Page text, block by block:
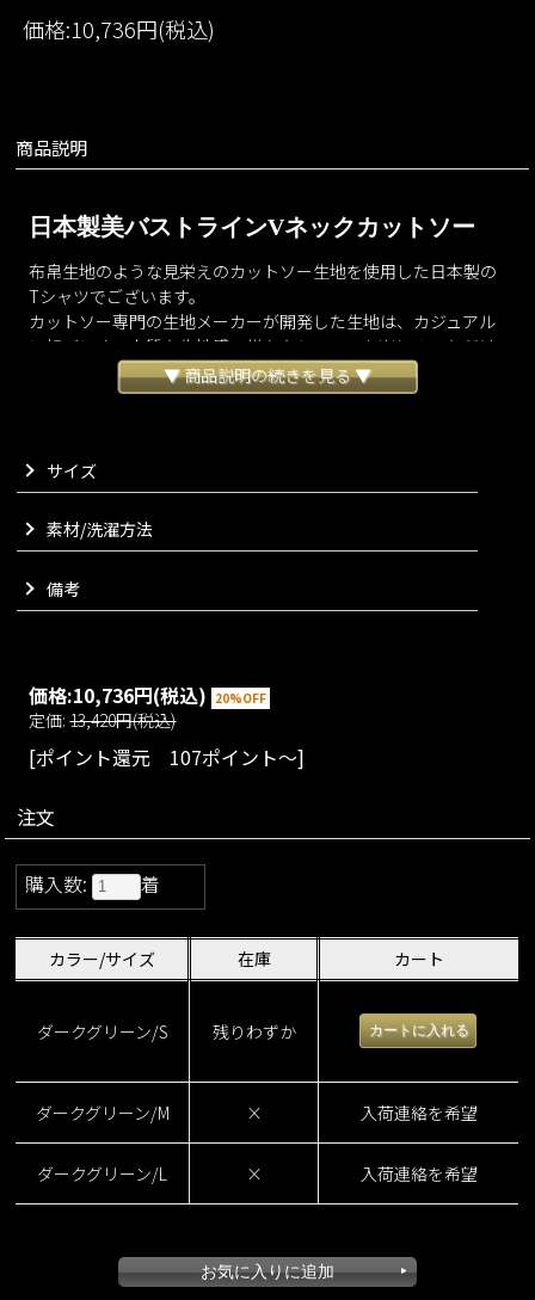
価格:10,736円(税込)
商品説明
日本製美バストラインVネックカットソー
布帛生地のような見栄えのカットソー生地を使用した日本製の
Tシャツでございます。
カットソー専門の生地メーカーが開発した生地は、カジュアル
に転びにくい上質な生地感で様々なシーンでお楽しみいただけ
バストやネックラインが美しく見えるパターンで製作し、シン
着用を重ねてもよれづらいのも嬉しいポイントに。
背中側にはコンシールファスナーを使用しており、ヘアメイク
に負担なく気軽に脱着いただけます。
別売りのストレッチモダンワイドパンツとセットアップでお召
VARIATION
Matching materials
ストレッチモダンワイドパンツ
▼ 商品説明の続きを見る ▼
サイズ
素材/洗濯方法
備考
価格:10,736円(税込) 20%OFF
定価:13,420円(税込)
[ポイント還元 107ポイント～]
注文
購入数: 着
カラー/サイズ 在庫 カート
ダークグリーン/S 残りわずか
ダークグリーン/M × 入荷連絡を希望
ダークグリーン/L × 入荷連絡を希望